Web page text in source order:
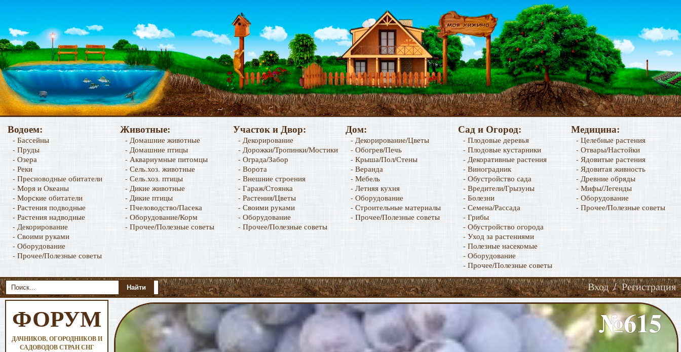
Водоем:
- Бассейны
- Пруды
- Озера
- Реки
- Пресноводные обитатели
- Моря и Океаны
- Морские обитатели
- Растения подводные
- Растения надводные
- Декорирование
- Своими руками
- Оборудование
- Прочее/Полезные советы
Животные:
- Домашние животные
- Домашние птицы
- Аквариумные питомцы
- Сель.хоз. животные
- Сель.хоз. птицы
- Дикие животные
- Дикие птицы
- Пчеловодство/Пасека
- Оборудование/Корм
- Прочее/Полезные советы
Участок и Двор:
- Декорирование
- Дорожки/Тропинки/Мостики
- Ограда/Забор
- Ворота
- Внешние строения
- Гараж/Стоянка
- Растения/Цветы
- Своими руками
- Оборудование
- Прочее/Полезные советы
Дом:
- Декорирование/Цветы
- Обогрев/Печь
- Крыша/Пол/Стены
- Веранда
- Мебель
- Летняя кухня
- Оборудование
- Строительные материалы
- Прочее/Полезные советы
Сад и Огород:
- Плодовые деревья
- Плодовые кустарники
- Декоративные растения
- Виноградник
- Обустройство сада
- Вредители/Грызуны
- Болезни
- Семена/Рассада
- Грибы
- Обустройство огорода
- Уход за растениями
- Полезные насекомые
- Оборудование
- Прочее/Полезные советы
Медицина:
- Целебные растения
- Отвары/Настойки
- Ядовитые растения
- Ядовитая живность
- Древние обряды
- Мифы/Легенды
- Оборудование
- Прочее/Полезные советы
Регистрация
/
Вход
ФОРУМ
ДАЧНИКОВ, ОГОРОДНИКОВ И
САДОВОДОВ СТРАН СНГ
№615